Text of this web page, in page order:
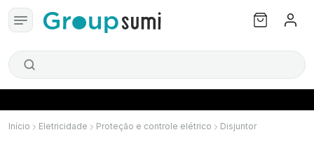
Início Eletricidade Proteção e controle elétrico Disjuntor